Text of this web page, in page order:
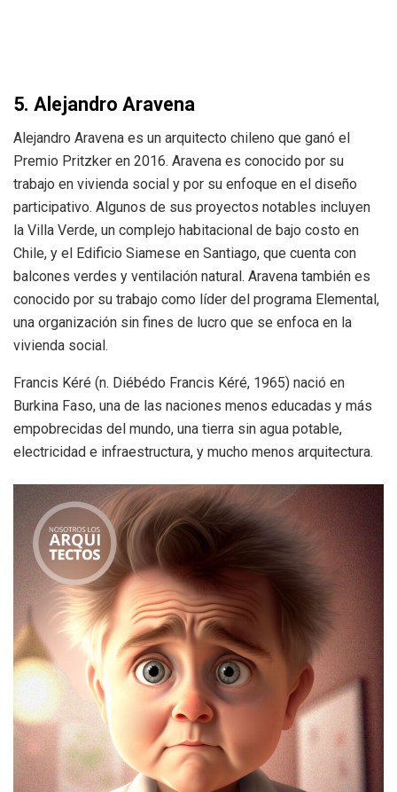
5. Alejandro Aravena
Alejandro Aravena es un arquitecto chileno que ganó el
Premio Pritzker en 2016. Aravena es conocido por su
trabajo en vivienda social y por su enfoque en el diseño
participativo. Algunos de sus proyectos notables incluyen
la Villa Verde, un complejo habitacional de bajo costo en
Chile, y el Edificio Siamese en Santiago, que cuenta con
balcones verdes y ventilación natural. Aravena también es
conocido por su trabajo como líder del programa Elemental,
una organización sin fines de lucro que se enfoca en la
vivienda social.
Francis Kéré (n. Diébédo Francis Kéré, 1965) nació en
Burkina Faso, una de las naciones menos educadas y más
empobrecidas del mundo, una tierra sin agua potable,
electricidad e infraestructura, y mucho menos arquitectura.